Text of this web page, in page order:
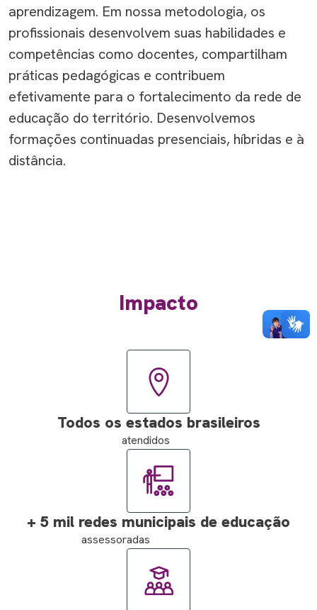
aprendizagem. Em nossa metodologia, os
profissionais desenvolvem suas habilidades e
competências como docentes, compartilham
práticas pedagógicas e contribuem
efetivamente para o fortalecimento da rede de
educação do território. Desenvolvemos
formações continuadas presenciais, híbridas e à
distância.
Impacto
Todos os estados brasileiros
atendidos
+ 5 mil redes municipais de educação
assessoradas